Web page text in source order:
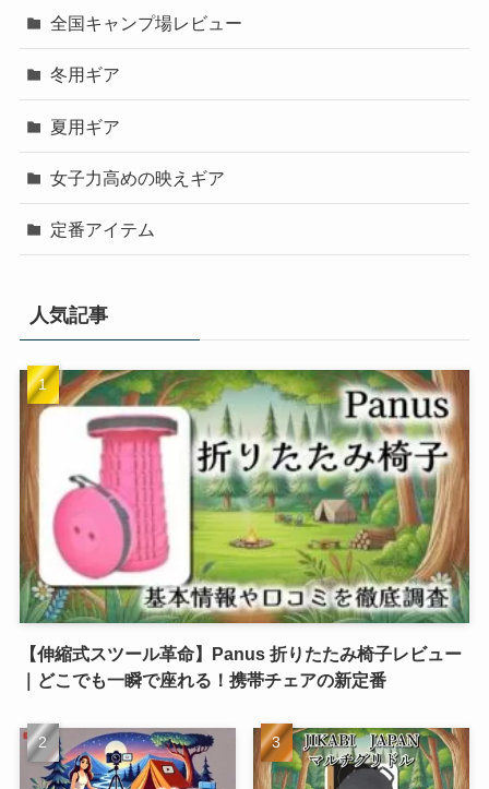
全国キャンプ場レビュー
冬用ギア
夏用ギア
女子力高めの映えギア
定番アイテム
人気記事
【伸縮式スツール革命】Panus 折りたたみ椅子レビュー
｜どこでも一瞬で座れる！携帯チェアの新定番